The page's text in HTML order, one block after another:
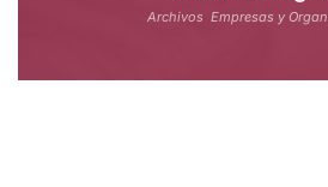
Archivos Empresas y